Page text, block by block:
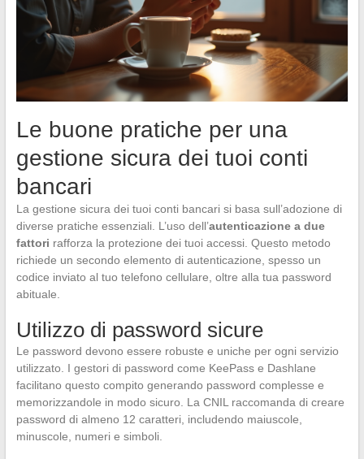
Le buone pratiche per una
gestione sicura dei tuoi conti
bancari
La gestione sicura dei tuoi conti bancari si basa sull’adozione di
diverse pratiche essenziali. L’uso dell’autenticazione a due
fattori rafforza la protezione dei tuoi accessi. Questo metodo
richiede un secondo elemento di autenticazione, spesso un
codice inviato al tuo telefono cellulare, oltre alla tua password
abituale.
Utilizzo di password sicure
Le password devono essere robuste e uniche per ogni servizio
utilizzato. I gestori di password come KeePass e Dashlane
facilitano questo compito generando password complesse e
memorizzandole in modo sicuro. La CNIL raccomanda di creare
password di almeno 12 caratteri, includendo maiuscole,
minuscole, numeri e simboli.